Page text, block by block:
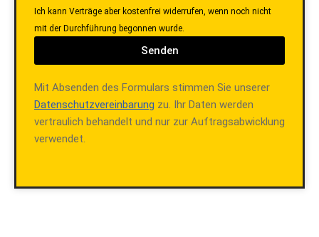
Ich kann Verträge aber kostenfrei widerrufen, wenn noch nicht
mit der Durchführung begonnen wurde.
Senden
Mit Absenden des Formulars stimmen Sie unserer
Datenschutzvereinbarung zu. Ihr Daten werden
vertraulich behandelt und nur zur Auftragsabwicklung
verwendet.